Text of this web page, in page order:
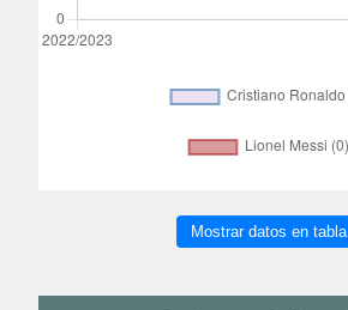
Mostrar datos en tabla